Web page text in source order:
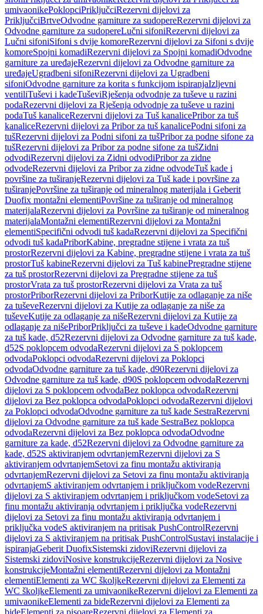
umivaonikePoklopciPriključciRezervni dijelovi za
PriključciBrtveOdvodne garniture za sudopereRezervni dijelovi za
Odvodne garniture za sudopereLučni sifoniRezervni dijelovi za
Lučni sifoniSifoni s dvije komoreRezervni dijelovi za Sifoni s dvije
komoreSpojni komadiRezervni dijelovi za Spojni komadiOdvodne
garniture za uređajeRezervni dijelovi za Odvodne garniture za
uređajeUgradbeni sifoniRezervni dijelovi za Ugradbeni
sifoniOdvodne garniture za korita s funkcijom ispiranjaIzljevni
ventiliTuševi i kadeTuševiRješenja odvodnje za tuševe u razini
podaRezervni dijelovi za Rješenja odvodnje za tuševe u razini
podaTuš kanaliceRezervni dijelovi za Tuš kanalicePribor za tuš
kanaliceRezervni dijelovi za Pribor za tuš kanalicePodni sifoni za
tušRezervni dijelovi za Podni sifoni za tušPribor za podne sifone za
tušRezervni dijelovi za Pribor za podne sifone za tušZidni
odvodiRezervni dijelovi za Zidni odvodiPribor za zidne
odvodeRezervni dijelovi za Pribor za zidne odvodeTuš kade i
površine za tuširanjeRezervni dijelovi za Tuš kade i površine za
tuširanjePovršine za tuširanje od mineralnog materijala i Geberit
Duofix montažni elementiPovršine za tuširanje od mineralnog
materijalaRezervni dijelovi za Površine za tuširanje od mineralnog
materijalaMontažni elementiRezervni dijelovi za Montažni
elementiSpecifični odvodi tuš kadaRezervni dijelovi za Specifični
odvodi tuš kadaPriborKabine, pregradne stijene i vrata za tuš
prostorRezervni dijelovi za Kabine, pregradne stijene i vrata za tuš
prostorTuš kabineRezervni dijelovi za Tuš kabinePregradne stijene
za tuš prostorRezervni dijelovi za Pregradne stijene za tuš
prostorVrata za tuš prostorRezervni dijelovi za Vrata za tuš
prostorPriborRezervni dijelovi za PriborKutije za odlaganje za niše
za tuševeRezervni dijelovi za Kutije za odlaganje za niše za
tuševeKutije za odlaganje za nišeRezervni dijelovi za Kutije za
odlaganje za nišePriborPriključci za tuševe i kadeOdvodne garniture
za tuš kade, d52Rezervni dijelovi za Odvodne garniture za tuš kade,
d52S poklopcem odvodaRezervni dijelovi za S poklopcem
odvodaPoklopci odvodaRezervni dijelovi za Poklopci
odvodaOdvodne garniture za tuš kade, d90Rezervni dijelovi za
Odvodne garniture za tuš kade, d90S poklopcem odvodaRezervni
dijelovi za S poklopcem odvodaBez poklopca odvodaRezervni
dijelovi za Bez poklopca odvodaPoklopci odvodaRezervni dijelovi
za Poklopci odvodaOdvodne garniture za tuš kade SestraRezervni
dijelovi za Odvodne garniture za tuš kade SestraBez poklopca
odvodaRezervni dijelovi za Bez poklopca odvodaOdvodne
garniture za kade, d52Rezervni dijelovi za Odvodne garniture za
kade, d52S aktiviranjem odvrtanjemRezervni dijelovi za S
aktiviranjem odvrtanjemSetovi za finu montažu aktiviranja
odvrtanjemRezervni dijelovi za Setovi za finu montažu aktiviranja
odvrtanjemS aktiviranjem odvrtanjem i priključkom vodeRezervni
dijelovi za S aktiviranjem odvrtanjem i priključkom vodeSetovi za
finu montažu aktiviranja odvrtanjem i priključka vodeRezervni
dijelovi za Setovi za finu montažu aktiviranja odvrtanjem i
priključka vodeS aktiviranjem na pritisak PushControlRezervni
dijelovi za S aktiviranjem na pritisak PushControlSustavi instalacije i
ispiranjaGeberit DuofixSistemski zidoviRezervni dijelovi za
Sistemski zidoviNosive konstrukcijeRezervni dijelovi za Nosive
konstrukcijeMontažni elementiRezervni dijelovi za Montažni
elementiElementi za WC školjkeRezervni dijelovi za Elementi za
WC školjkeElementi za umivaonikeRezervni dijelovi za Elementi za
umivaonikeElementi za bideRezervni dijelovi za Elementi za
bideElementi za pisoareRezervni dijelovi za Elementi za